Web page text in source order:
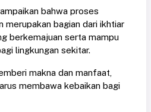
bahwa proses
merupakan bagian dari ikhtiar
berkemajuan serta mampu
lingkungan sekitar.
makna dan manfaat,
membawa kebaikan bagi